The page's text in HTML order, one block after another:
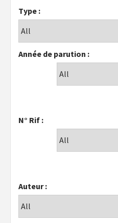
Type :
Année de parution :
N° Rif :
Auteur :